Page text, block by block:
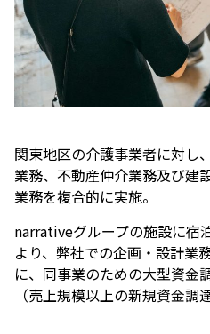
関東地区の介護事業者に対し
業務、不動産仲介業務及び建
業務を複合的に実施。
narrativeグループの施設に宿
より、弊社での企画・設計業
に、同事業のための大型資金
（売上規模以上の新規資金調